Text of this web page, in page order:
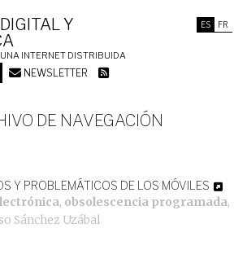
ES FR
Y
INTERNET DISTRIBUIDA
NEWSLETTER
DE NAVEGACIÓN
Y PROBLEMÁTICOS DE LOS MÓVILES
, obsolescencia programada,
Sánchez Uzábal